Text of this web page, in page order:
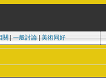
關 一般討論| 美術同好